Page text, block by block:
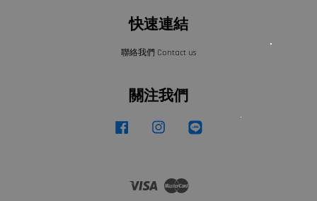
快速連結
聯絡我們 Contact us
關注我們
Facebook Instagram
Visa